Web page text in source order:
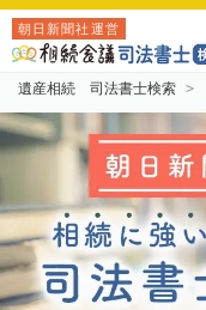
朝日新聞社運営
遺産相続 司法書士検索